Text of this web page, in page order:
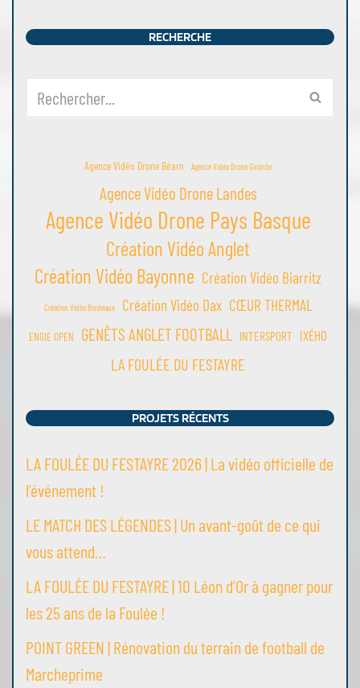
RECHERCHE
Agence Vidéo Drone Béarn Agence Vidéo Drone Gironde
Agence Vidéo Drone Landes
Agence Vidéo Drone Pays Basque
Création Vidéo Anglet
Création Vidéo Bayonne Création Vidéo Biarritz
Création Vidéo Bordeaux Création Vidéo Dax CŒUR THERMAL
ENGIE OPEN GENÊTS ANGLET FOOTBALL INTERSPORT IXÉHO
LA FOULÉE DU FESTAYRE
PROJETS RÉCENTS
LA FOULÉE DU FESTAYRE 2026 | La vidéo officielle de
l’événement !
LE MATCH DES LÉGENDES | Un avant-goût de ce qui
vous attend…
LA FOULÉE DU FESTAYRE | 10 Léon d’Or à gagner pour
les 25 ans de la Foulée !
POINT GREEN | Rénovation du terrain de football de
Marcheprime